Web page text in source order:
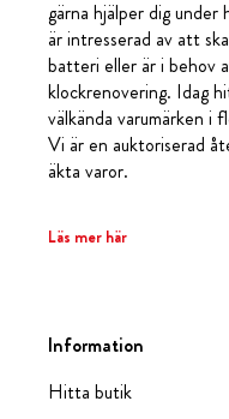
gärna hjälper dig
är intresserad av att
batteri eller är i behov
klockrenovering. Idag
välkända varumärken i
Vi är en auktoriserad
äkta varor.
Läs mer här
Information
Hitta butik